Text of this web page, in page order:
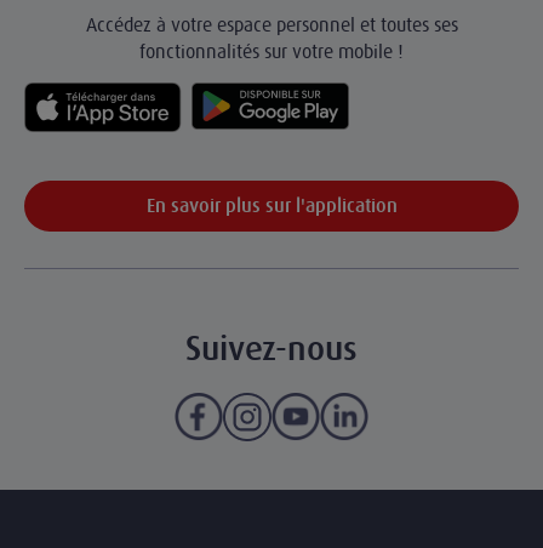
Accédez à votre espace personnel et toutes ses
fonctionnalités sur votre mobile !
En savoir plus sur l'application
Suivez-nous